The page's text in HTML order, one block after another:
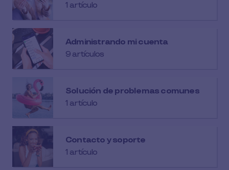
1 artículo
Administrando mi cuenta
9 artículos
Solución de problemas comunes
1 artículo
Contacto y soporte
1 artículo